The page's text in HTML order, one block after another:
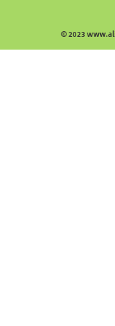
© 2023